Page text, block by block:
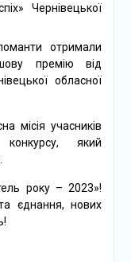
Чернівецької
отримали
премію від
обласної
учасників
конкурсу, який
року – 2023»!
єднання, нових